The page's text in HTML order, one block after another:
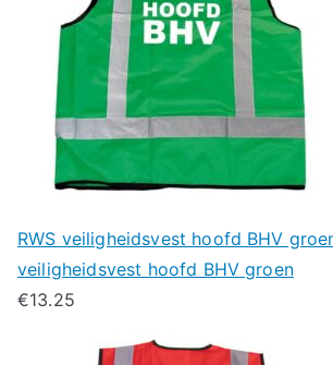
RWS veiligheidsvest hoofd BHV
veiligheidsvest hoofd BHV groen
€13.25